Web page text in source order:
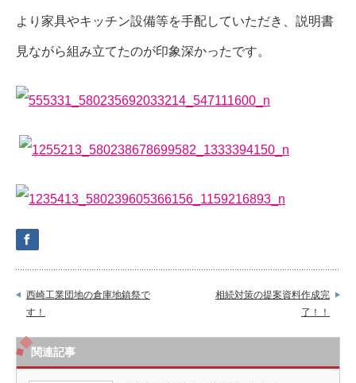
より家具やキッチン設備等を手配していただき、説明書
見ながら組み立てたのが印象深かったです。
西崎工業団地の倉庫地鎮祭で
す！
相続対策の提案資料作成完
了！！
関連記事